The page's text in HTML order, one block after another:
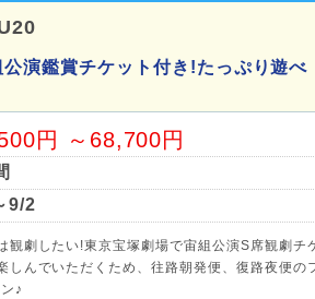
演鑑賞チケット付き!たっぷり遊べ
円 ～68,700円
9/2
観劇したい!東京宝塚劇場で宙組公演S席観劇チ
しんでいただくため、往路朝発便、復路夜便の
♪